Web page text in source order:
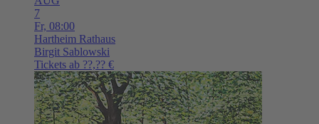
7
Fr, 08:00
Hartheim Rathaus
Birgit Sablowski
Tickets ab ??,?? €